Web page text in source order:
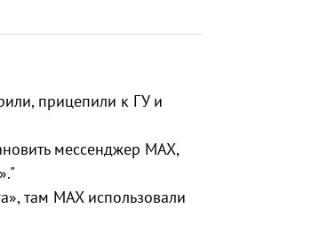
прицепили к ГУ и
мессенджер MAX,
там MAX использовали